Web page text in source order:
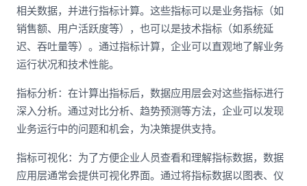
相关数据，并进行指标计算。这些指标可以是业务指标（如
销售额、用户活跃度等），也可以是技术指标（如系统延
迟、吞吐量等）。通过指标计算，企业可以直观地了解业务
运行状况和技术性能。
指标分析：在计算出指标后，数据应用层会对这些指标进行
深入分析。通过对比分析、趋势预测等方法，企业可以发现
业务运行中的问题和机会，为决策提供支持。
指标可视化：为了方便企业人员查看和理解指标数据，数据
应用层通常会提供可视化界面。通过将指标数据以图表、仪